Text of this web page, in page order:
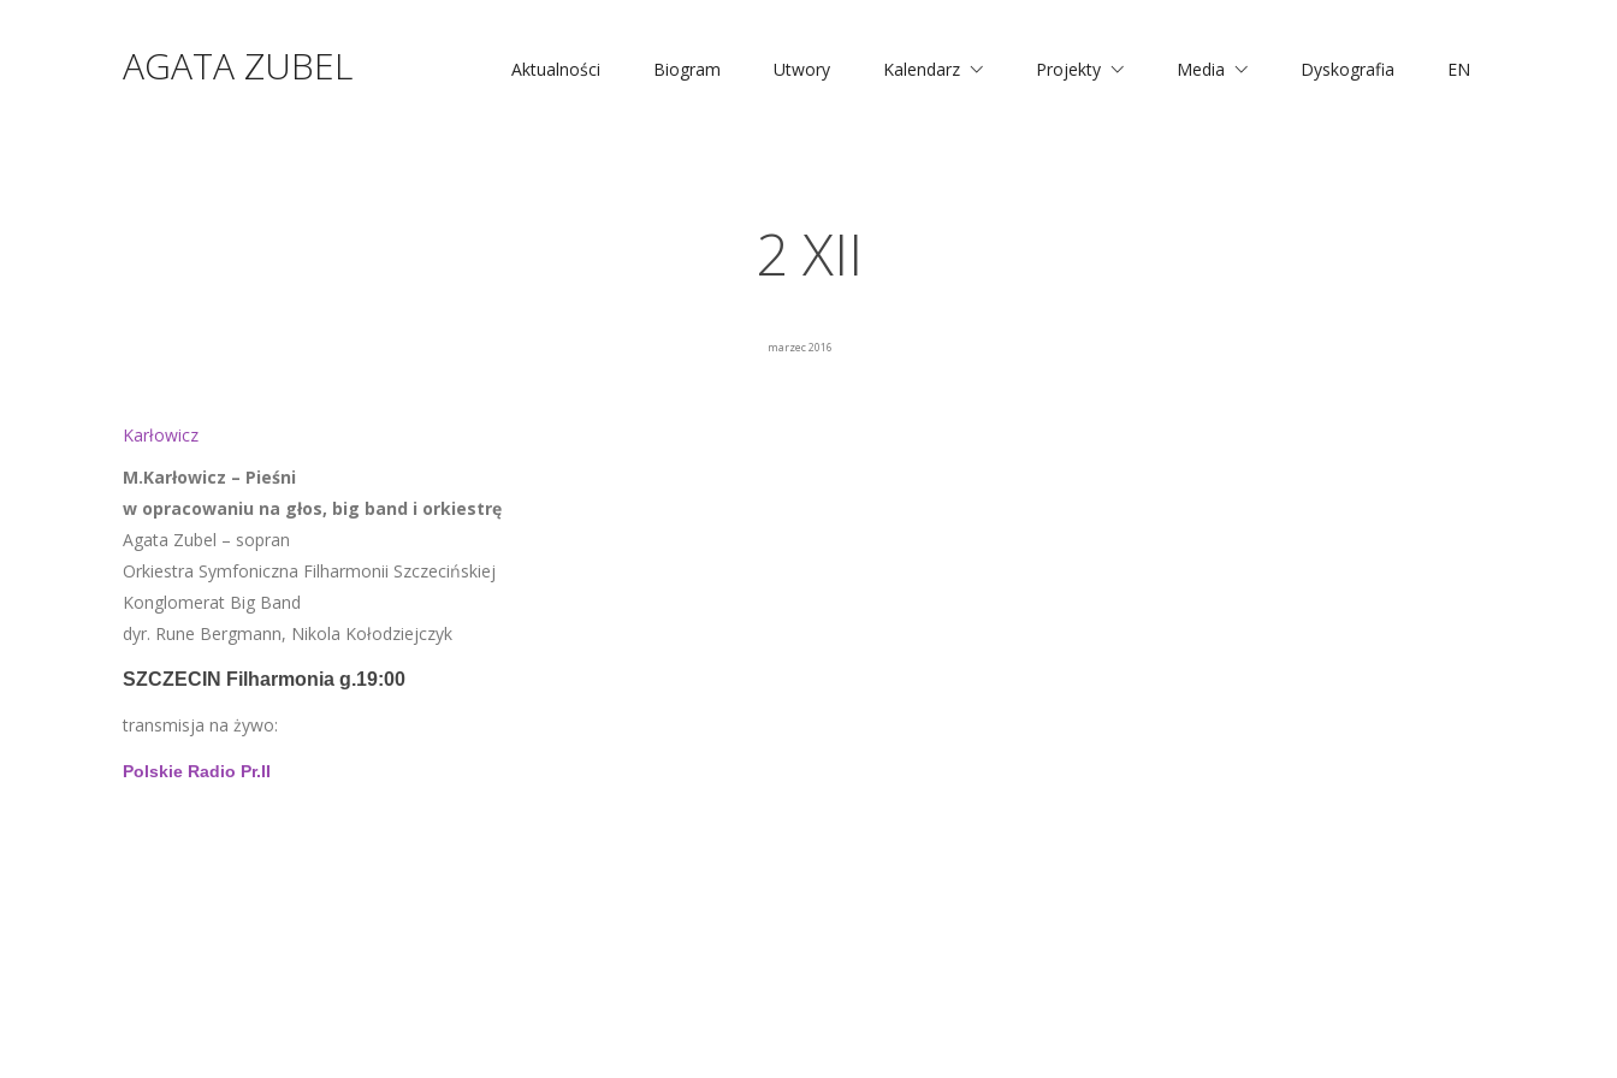
AGATA ZUBEL Aktualności Biogram Utwory Kalendarz Projekty Media Dyskografia EN
2 XII
marzec 2016
Karłowicz
M.Karłowicz – Pieśni
w opracowaniu na głos, big band i orkiestrę
Agata Zubel – sopran
Orkiestra Symfoniczna Filharmonii Szczecińskiej
Konglomerat Big Band
dyr. Rune Bergmann, Nikola Kołodziejczyk
SZCZECIN Filharmonia g.19:00
transmisja na żywo:
Polskie Radio Pr.II